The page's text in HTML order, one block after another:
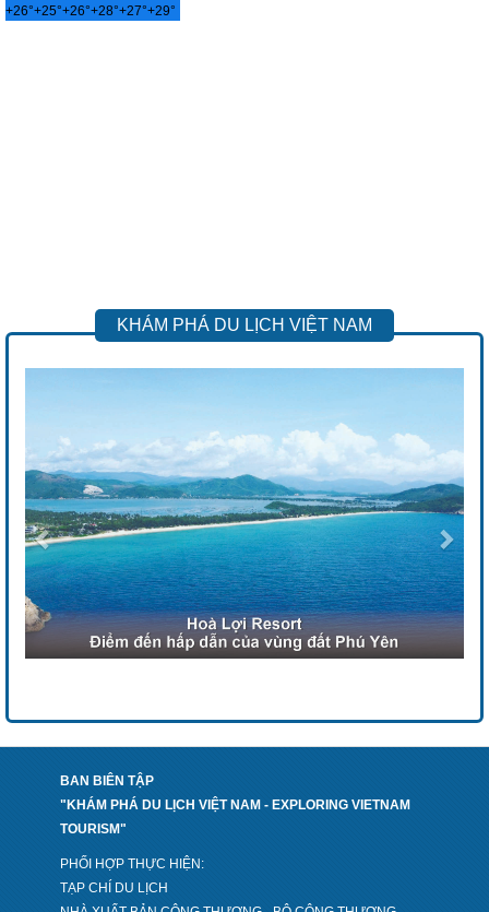
+26°+25°+26°+28°+27°+29°
KHÁM PHÁ DU LỊCH VIỆT NAM
Previous Next
BAN BIÊN TẬP
"KHÁM PHÁ DU LỊCH VIỆT NAM - EXPLORING VIETNAM
TOURISM"
PHỐI HỢP THỰC HIỆN:
TẠP CHÍ DU LỊCH